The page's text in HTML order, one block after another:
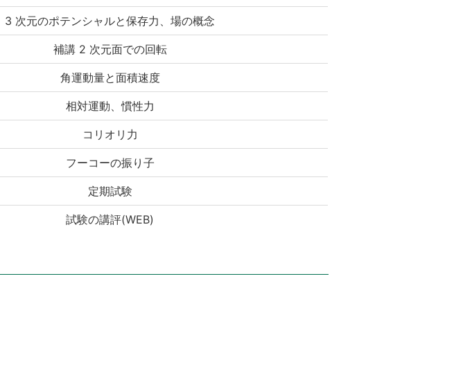
3 次元のポテンシャルと保存力、場の概念
補講 2 次元面での回転
角運動量と面積速度
相対運動、慣性力
コリオリ力
フーコーの振り子
定期試験
試験の講評(WEB)